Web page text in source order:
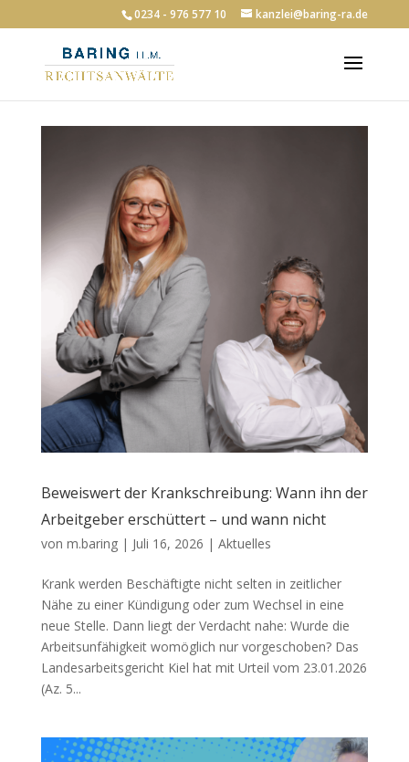
0234 - 976 577 10 kanzlei@baring-ra.de
Beweiswert der Krankschreibung: Wann ihn der
Arbeitgeber erschüttert – und wann nicht
von m.baring| Juli 16, 2026 | Aktuelles
Krank werden Beschäftigte nicht selten in zeitlicher
Nähe zu einer Kündigung oder zum Wechsel in eine
neue Stelle. Dann liegt der Verdacht nahe: Wurde die
Arbeitsunfähigkeit womöglich nur vorgeschoben? Das
Landesarbeitsgericht Kiel hat mit Urteil vom 23.01.2026
(Az. 5...